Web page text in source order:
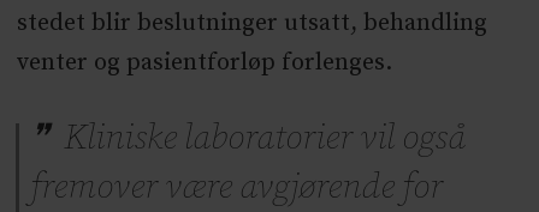
stedet blir beslutninger utsatt, behandling
venter og pasientforløp forlenges.
Kliniske laboratorier vil også
fremover være avgjørende for